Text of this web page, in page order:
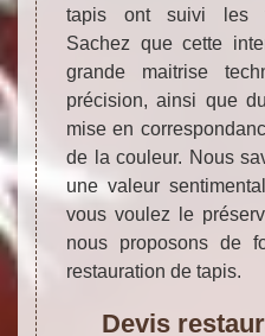
tapis ont suivi les
Sachez que cette
grande maitrise
précision, ainsi que
mise en
de la couleur. Nous
une valeur
vous voulez le
nous proposons de
restauration de tapis.
Devis